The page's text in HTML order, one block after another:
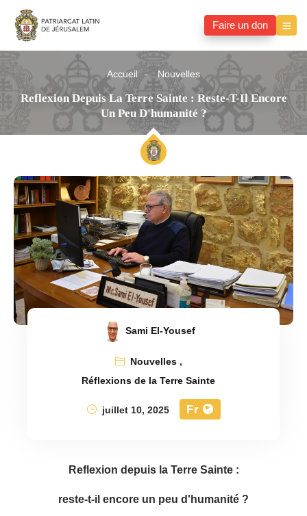
Faire un don
Accueil Nouvelles
Reflexion Depuis La Terre Sainte : Reste-T-Il Encore
Un Peu D'humanité ?
Sami El-Yousef
Nouvelles,
Réflexions de la Terre Sainte
juillet 10, 2025
Fr
Reflexion depuis la Terre Sainte :
reste-t-il encore un peu d'humanité ?